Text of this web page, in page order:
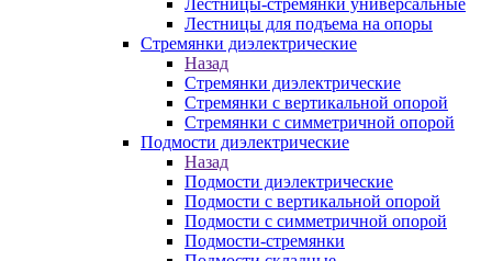
Лестницы-стремянки универсальные
Лестницы для подъема на опоры
Стремянки диэлектрические
Назад
Стремянки диэлектрические
Стремянки с вертикальной опорой
Стремянки с симметричной опорой
Подмости диэлектрические
Назад
Подмости диэлектрические
Подмости с вертикальной опорой
Подмости с симметричной опорой
Подмости-стремянки